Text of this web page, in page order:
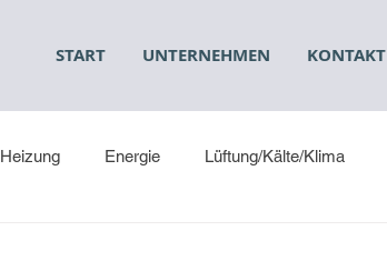
START UNTERNEHMEN KONTAKT
Heizung Energie Lüftung/Kälte/Klima